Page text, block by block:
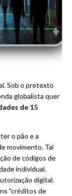
Sob o pretexto
globalista quer
de 15
o pão e a
movimento. Tal
de códigos de
individual.
digital.
"créditos de